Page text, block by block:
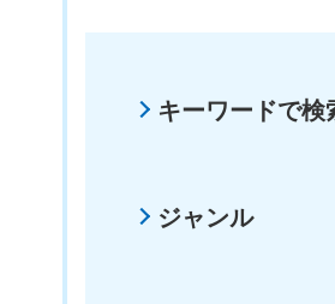
キーワードで検
ジャンル